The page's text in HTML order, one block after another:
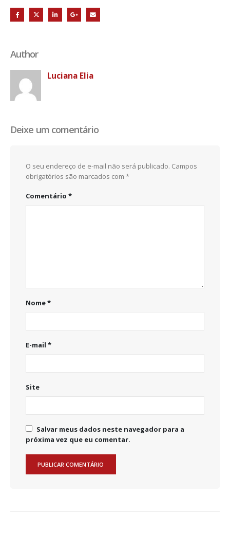
Author
Luciana Elia
Deixe um comentário
O seu endereço de e-mail não será publicado. Campos
obrigatórios são marcados com *
Comentário *
Nome*
E-mail *
Site
Salvar meus dados neste navegador para a
próxima vez que eu comentar.